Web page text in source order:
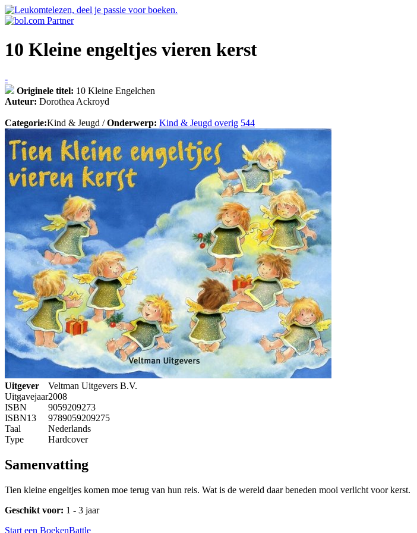
10 Kleine engeltjes vieren kerst
-
Originele titel: 10 Kleine Engelchen
Auteur: Dorothea Ackroyd
Categorie:Kind & Jeugd /Onderwerp: Kind & Jeugd overig 544
Uitgever
Veltman Uitgevers B.V.
Uitgavejaar2008
ISBN
9059209273
ISBN13
9789059209275
Taal
Nederlands
Type
Hardcover
Samenvatting
Tien kleine engeltjes komen moe terug van hun reis. Wat is de wereld daar beneden mooi verlicht voor kerst.
Geschikt voor: 1 - 3 jaar
Start een BoekenBattle